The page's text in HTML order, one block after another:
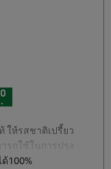
ให้รสชาติเปรี้ยว
รถใช้ในการปรุง
100%